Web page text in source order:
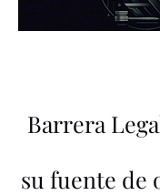
Barrera
su fuente de